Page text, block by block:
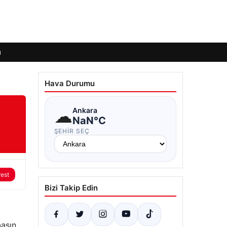
Hava Durumu
☁Ankara
NaN°C
ŞEHIR SEÇ
Bizi Takip Edin